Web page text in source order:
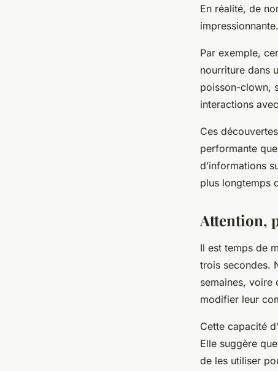
En réalité, de
impressionnante.
Par exemple,
nourriture dans
poisson-clown,
interactions
Ces
performante
d’informations
plus longtemps
Attention,
Il est temps de
trois secondes.
semaines, voire
modifier leur
Cette capacité
Elle suggère
de les utiliser